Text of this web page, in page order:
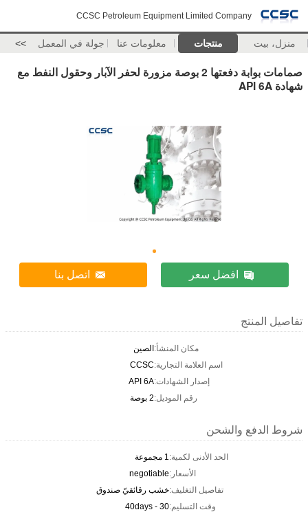
CCSC Petroleum Equipment Limited Company
منزل، بيت منتجات معلومات عنا جولة في المعمل >>
صمامات بوابة دفعتها 2 بوصة مزورة لحفر الآبار وحقول النفط مع
شهادة API 6A
افضل سعر اتصل بنا
تفاصيل المنتج
مكان المنشأ:الصين
اسم العلامة التجارية:CCSC
إصدار الشهادات:API 6A
رقم الموديل:2 بوصة
شروط الدفع والشحن
الحد الأدنى لكمية:1 مجموعة
الأسعار:negotiable
تفاصيل التغليف:خشب رقائقيّ صندوق
وقت التسليم:30 - 40days